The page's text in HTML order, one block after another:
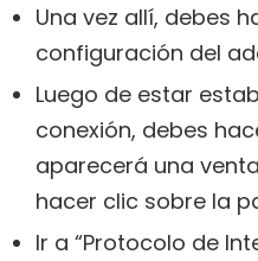
Una vez allí, debes
configuración del
Luego de estar
conexión, debes
aparecerá una
hacer clic sobre la
Ir a “Protocolo de